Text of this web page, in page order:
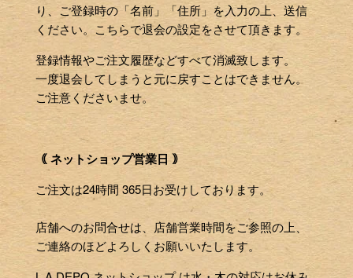
り、ご登録時の「名前」「住所」を入力の上、送信
ください。こちらで退会の設定をさせて頂きます。
登録情報やご注文履歴などすべて消滅致します。
一度退会してしまうと元に戻すことはできません。
ご注意くださいませ。
｟ ネットショップ営業日 ｠
ご注文は24時間 365日お受けしております。
店舗へのお問合せは、店舗営業時間をご参照の上、
ご連絡のほどよろしくお願いいたします。